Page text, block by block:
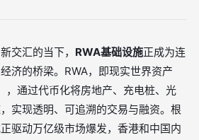
交汇的当下， RWA基础设施正成为连
济的桥梁。RWA，即现实世界资产
，通过代币化将房地产、充电桩、光
实现透明、可追溯的交易与融资。根
驱动万亿级市场爆发，香港和中国内